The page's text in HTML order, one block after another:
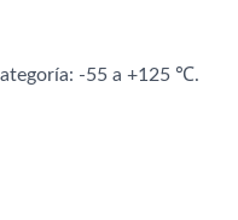
-55 a +125 ℃.